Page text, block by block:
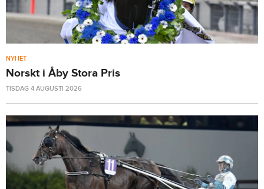
NYHET
Norskt i Åby Stora Pris
TISDAG 4 AUGUSTI 2026